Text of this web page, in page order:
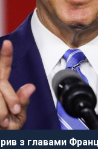
з главами